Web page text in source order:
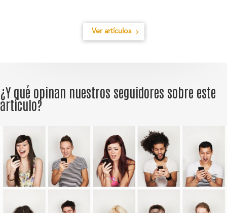
Ver artículos
¿Y qué opinan nuestros seguidores sobre este
artículo?